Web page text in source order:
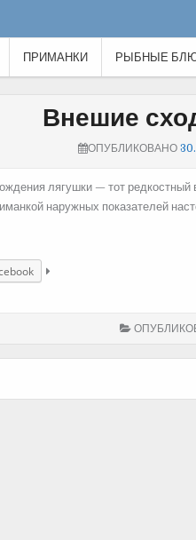
ПРИМАНКИ РЫБНЫЕ
Внешие
ОПУБЛИКОВАНО
лягушки — тот
наружных показателей